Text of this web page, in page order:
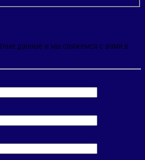
данные и мы свяжемся с вами в